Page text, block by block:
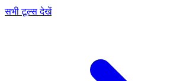
सभी टूल्स देखें